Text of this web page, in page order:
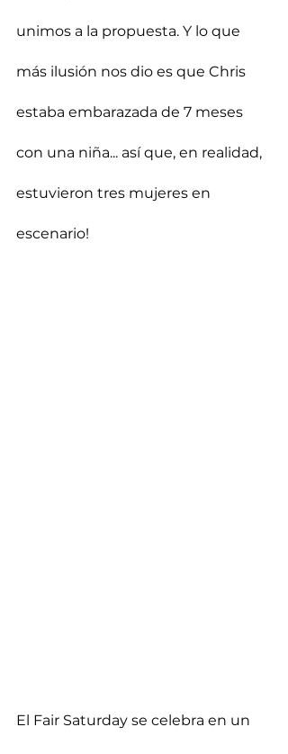
unimos a la propuesta. Y lo que
más ilusión nos dio es que Chris
estaba embarazada de 7 meses
con una niña... así que, en realidad,
estuvieron tres mujeres en
escenario!
El Fair Saturday se celebra en un